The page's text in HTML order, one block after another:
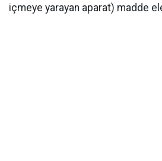
içmeye yarayan aparat) madde